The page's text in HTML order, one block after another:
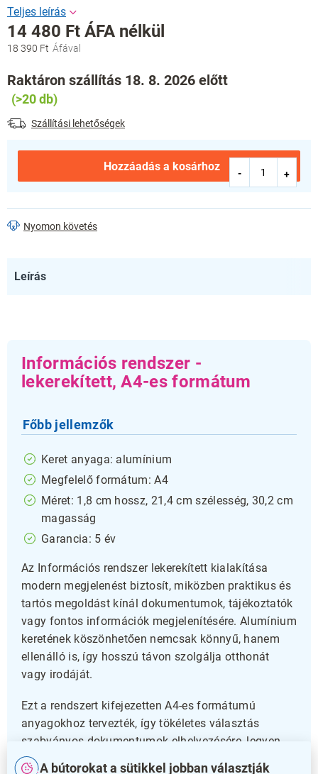
A bútorokat a sütikkel jobban választják
18 390 Ft
14 480 Ft ÁFA nélkül
Egységár:
Raktáron szállítás 18. 8. 2026 előtt
(>20 db)
Szállítási lehetőségek
Hozzáadás a kosárhoz
Nyomon követés
Leírás
Információs rendszer -
lekerekített, A4-es formátum
Főbb jellemzők
Keret anyaga: alumínium
Megfelelő formátum: A4
Méret: 1,8 cm hossz, 21,4 cm szélesség, 30,2 cm
magasság
Garancia: 5 év
Az Információs rendszer lekerekített kialakítása
modern megjelenést biztosít, miközben praktikus és
tartós megoldást kínál dokumentumok, tájékoztatók
vagy fontos információk megjelenítésére. Alumínium
keretének köszönhetően nemcsak könnyű, hanem
ellenálló is, így hosszú távon szolgálja otthonát
vagy irodáját.
Ezt a rendszert kifejezetten A4-es formátumú
anyagokhoz tervezték, így tökéletes választás
szabványos dokumentumok elhelyezésére, legyen
szó akár utasításokról, menetrendekről vagy egyéb